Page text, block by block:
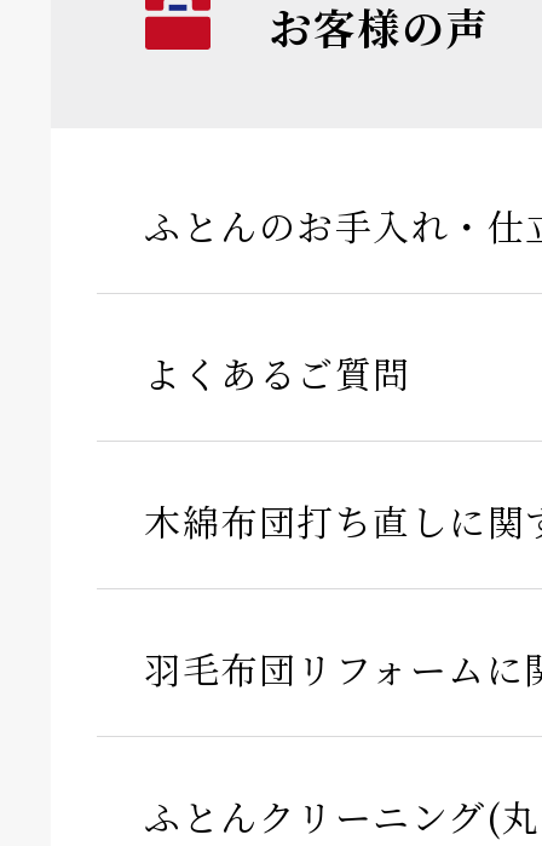
お客様の声
ふとんのお手入れ・仕
よくあるご質問
木綿布団打ち直しに関
羽毛布団リフォームに
ふとんクリーニング(